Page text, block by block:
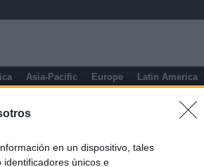
en un dispositivo, tales
únicos e
Asia-Pacific Europe Latin America